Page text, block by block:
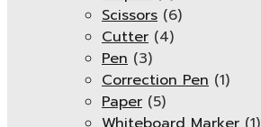
Scissors (6)
Cutter (4)
Pen (3)
Correction Pen (1)
Paper (5)